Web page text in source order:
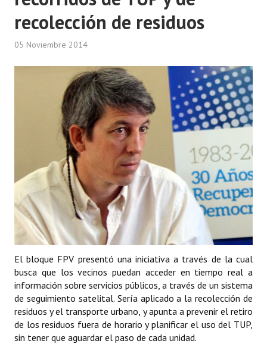
recolección de residuos
05 Noviembre 2014
El bloque FPV presentó una iniciativa a través de la cual
busca que los vecinos puedan acceder en tiempo real a
información sobre servicios públicos, a través de un sistema
de seguimiento satelital. Sería aplicado a la recolección de
residuos y el transporte urbano, y apunta a prevenir el retiro
de los residuos fuera de horario y planificar el uso del TUP,
sin tener que aguardar el paso de cada unidad.